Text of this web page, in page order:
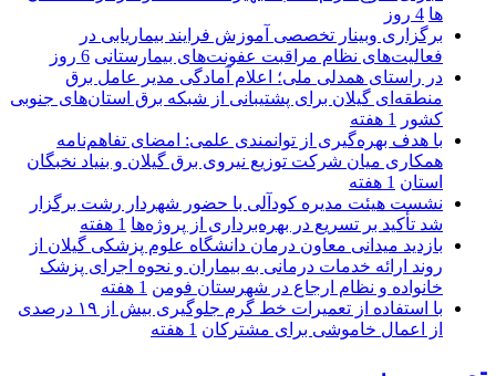
ها 4 روز
برگزاری وبینار تخصصی آموزش فرایند بیماریابی در
فعالیت‌های نظام مراقبت عفونت‌های بیمارستانی 6 روز
در راستای همدلی ملی؛ اعلام آمادگی مدیر عامل برق
منطقه‌ای گیلان برای پشتیبانی از شبكه برق استان‌های جنوبی
كشور
1 هفته
با هدف بهره‌گیری از توانمندی علمی: امضای تفاهم‌نامه
همكاری میان شركت توزیع نیروی برق گیلان و بنیاد نخبگان
استان 1 هفته
نشست هیئت مدیره کودآلی با حضور شهردار رشت برگزار
شد تأکید بر تسریع در بهره‌برداری از پروژه‌ها 1 هفته
بازدید میدانی معاون درمان دانشگاه علوم پزشکی گیلان از
روند ارائه خدمات درمانی به بیماران و نحوه اجرای پزشک
خانواده و نظام ارجاع در شهرستان فومن 1 هفته
با استفاده از تعمیرات خط گرم جلوگیری بیش از ۱۹ درصدی
از اعمال خاموشی برای مشتركان 1 هفته